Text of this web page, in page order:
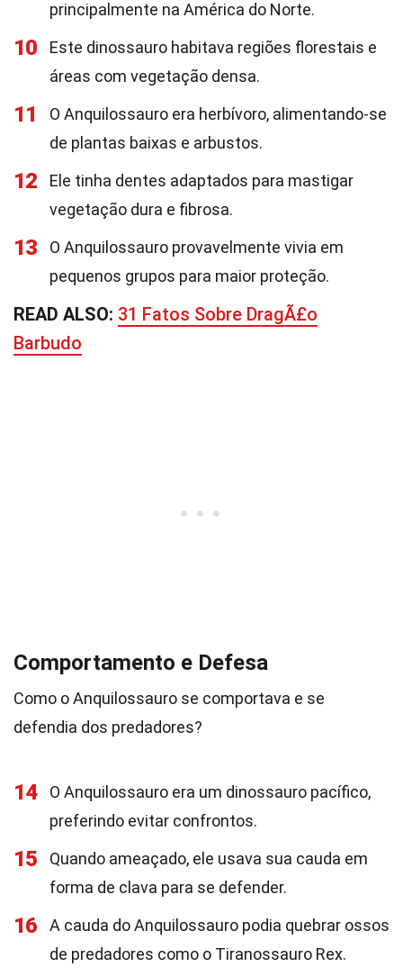
principalmente na América do Norte.
10
Este dinossauro habitava regiões florestais e
áreas com vegetação densa.
11
O Anquilossauro era herbívoro, alimentando-se
de plantas baixas e arbustos.
12
Ele tinha dentes adaptados para mastigar
vegetação dura e fibrosa.
13
O Anquilossauro provavelmente vivia em
pequenos grupos para maior proteção.
READ ALSO: 31 Fatos Sobre DragÃ£o
Barbudo
Comportamento e Defesa
Como o Anquilossauro se comportava e se
defendia dos predadores?
14
O Anquilossauro era um dinossauro pacífico,
preferindo evitar confrontos.
15
Quando ameaçado, ele usava sua cauda em
forma de clava para se defender.
16
A cauda do Anquilossauro podia quebrar ossos
de predadores como o Tiranossauro Rex.